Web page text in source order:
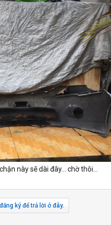
này sẽ dài đây... chờ thôi...
ký để trả lời ở đây.